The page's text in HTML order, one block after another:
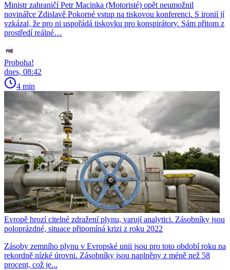
Ministr zahraničí Petr Macinka (Motoristé) opět neumožnil
novinářce Zdislavě Pokorné vstup na tiskovou konferenci. S ironií jí
vzkázal, že pro ni uspořádá tiskovku pro konspirátory. Sám přitom z
prostředí reálné…
Proboha!
dnes, 08:42
4 min
Evropě hrozí citelné zdražení plynu, varují analytici. Zásobníky jsou
poloprázdné, situace připomíná krizi z roku 2022
Zásoby zemního plynu v Evropské unii jsou pro toto období roku na
rekordně nízké úrovni. Zásobníky jsou naplněny z méně než 58
procent, což je...